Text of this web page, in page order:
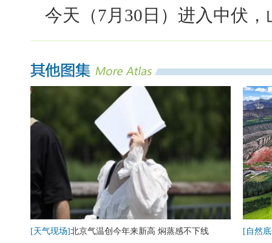
今天（7月30日）进入中伏
[天气现场]北京气温创今年来新高 焖蒸感不下线 [自然